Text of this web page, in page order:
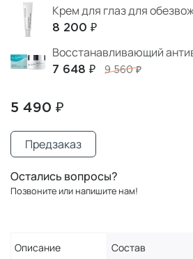
Крем для глаз для
8 200 ₽
7 648 ₽ 9 560 ₽
5 490 ₽
Предзаказ
Остались вопросы?
Позвоните или напишите нам!
Описание Состав